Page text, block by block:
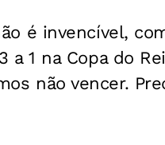
é invencível,
a 1 na Copa do
não vencer.